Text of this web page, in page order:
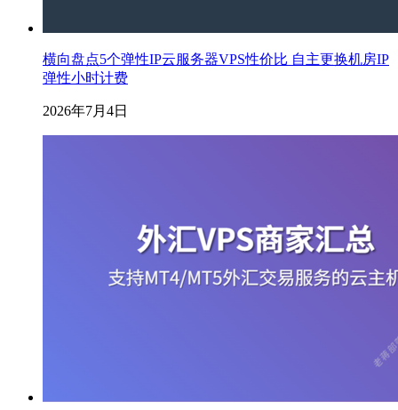
横向盘点5个弹性IP云服务器VPS性价比 自主更换机房IP
弹性小时计费
2026年7月4日